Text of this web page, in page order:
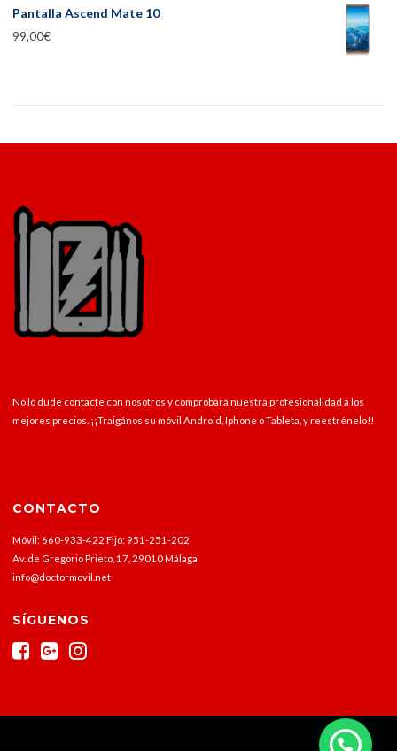
Pantalla Ascend Mate 10
99,00€
No lo dude contacte con nosotros y comprobará nuestra profesionalidad a los
mejores precios. ¡¡Traigános su móvil Android, Iphone o Tableta, y reestrénelo!!
CONTACTO
Móvil: 660-933-422 Fijo: 951-251-202
Av. de Gregorio Prieto, 17, 29010 Málaga
info@doctormovil.net
SÍGUENOS